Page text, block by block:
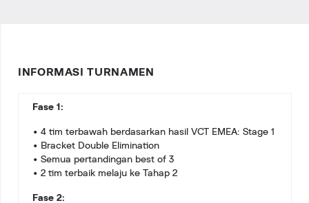
INFORMASI TURNAMEN
Fase 1:
• 4 tim terbawah berdasarkan hasil VCT EMEA: Stage 1
• Bracket Double Elimination
• Semua pertandingan best of 3
• 2 tim terbaik melaju ke Tahap 2
Fase 2: